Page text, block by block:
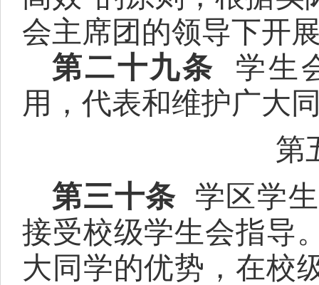
会主席团的领导下开
第二十九条
学生
用，代表和维护广大
第
第三十条
学区学
接受校级学生会指导
大同学的优势，在校